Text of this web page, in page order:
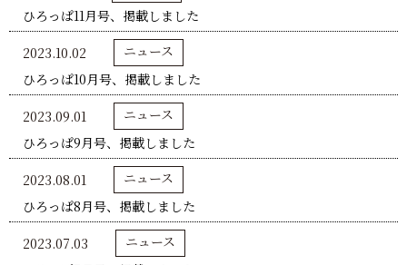
ひろっぱ11月号、掲載しました
2023.10.02
ニュース
ひろっぱ10月号、掲載しました
2023.09.01
ニュース
ひろっぱ9月号、掲載しました
2023.08.01
ニュース
ひろっぱ8月号、掲載しました
2023.07.03
ニュース